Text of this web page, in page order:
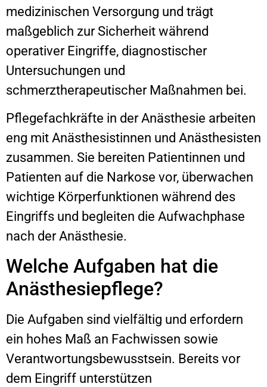
medizinischen Versorgung und trägt
maßgeblich zur Sicherheit während
operativer Eingriffe, diagnostischer
Untersuchungen und
schmerztherapeutischer Maßnahmen bei.
Pflegefachkräfte in der Anästhesie arbeiten
eng mit Anästhesistinnen und Anästhesisten
zusammen. Sie bereiten Patientinnen und
Patienten auf die Narkose vor, überwachen
wichtige Körperfunktionen während des
Eingriffs und begleiten die Aufwachphase
nach der Anästhesie.
Welche Aufgaben hat die
Anästhesiepflege?
Die Aufgaben sind vielfältig und erfordern
ein hohes Maß an Fachwissen sowie
Verantwortungsbewusstsein. Bereits vor
dem Eingriff unterstützen